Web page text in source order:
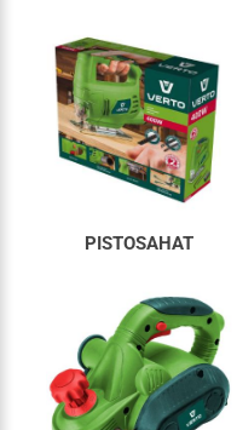
PISTOSAHAT